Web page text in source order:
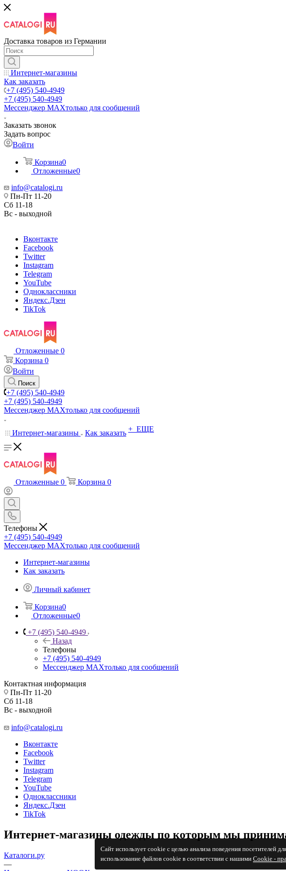
Сайт использует cookie с целью анализа поведения посетителей
использование файлов cookie в соответствии с нашими Cookiе -
Доставка товаров из Германии
Интернет-магазины
Как заказать
+7 (495) 540-4949
+7 (495) 540-4949
Мессенджер МАХтолько для сообщений
Заказать звонок
Задать вопрос
Войти
Корзина0
Отложенные0
info@catalogi.ru
Пн-Пт 11-20
Сб 11-18
Вс - выходной
Вконтакте
Facebook
Twitter
Instagram
Telegram
YouTube
Одноклассники
Яндекс.Дзен
TikTok
Отложенные 0
Корзина 0
Войти
Поиск
+7 (495) 540-4949
+7 (495) 540-4949
Мессенджер МАХтолько для сообщений
Интернет-магазины Как заказать + ЕЩЕ
Отложенные 0 Корзина 0
Телефоны
+7 (495) 540-4949
Мессенджер МАХтолько для сообщений
Интернет-магазины
Как заказать
Личный кабинет
Корзина0
Отложенные0
+7 (495) 540-4949
Назад
Телефоны
+7 (495) 540-4949
Мессенджер МАХтолько для сообщений
Контактная информация
Пн-Пт 11-20
Сб 11-18
Вс - выходной
info@catalogi.ru
Вконтакте
Facebook
Twitter
Instagram
Telegram
YouTube
Одноклассники
Яндекс.Дзен
TikTok
Интернет-магазины одежды по которым мы
Каталоги.ру
—